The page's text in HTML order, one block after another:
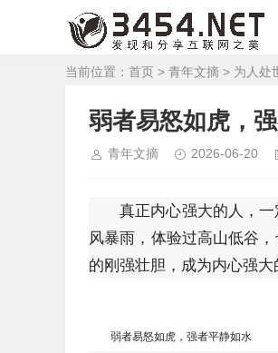
当前位置： 首页 > 青年文摘 > 为人处
弱者易怒如虎，
青年文摘 2026-06-20
真正内心强大的人，
风暴雨，体验过高山低谷
的刚强壮胆，成为内心强大
弱者易怒如虎，强者平静如水